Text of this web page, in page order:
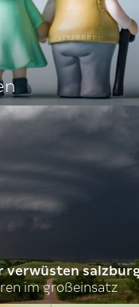
verwüsten
im großeinsatz